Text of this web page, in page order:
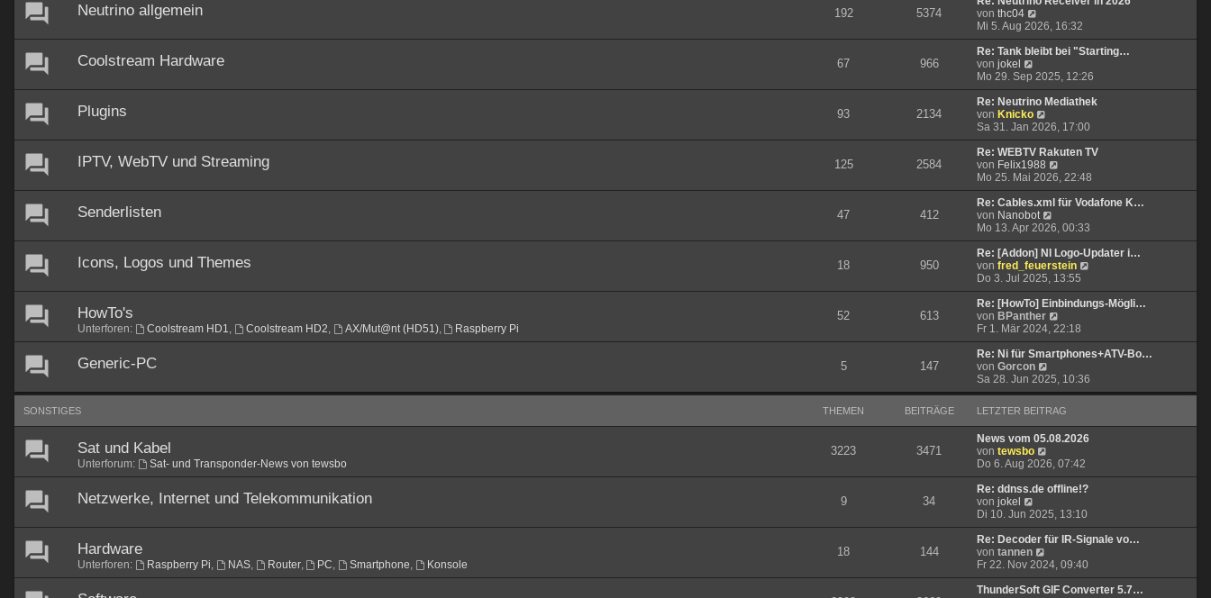
g i
r
a
g
e
B
e
i
r
a
g
Neutrino allgemein 192 5374
von thc04
e
u
e
t
e
r
B
e
i
t
r
a
g
Mi 5. Aug 2026, 16:32
Coolstream Hardware 67 966
Re: Tank bleibt bei "Starting…
von jokel
e
u
e
s
t
e
r
B
e
i
t
r
a
g
Mo 29. Sep 2025, 12:26
Plugins 93 2134
Re: Neutrino Mediathek
von Knicko
e
u
e
s
t
e
r
B
e
i
t
r
a
g
Sa 31. Jan 2026, 17:00
IPTV, WebTV und Streaming 125 2584
Re: WEBTV Rakuten TV
von Felix1988
e
u
e
e
r
B
e
i
t
a
g
Mo 25. Mai 2026, 22:48
Senderlisten 47 412
Re: Cables.xml für Vodafone K…
von Nanobot
e
u
e
s
t
e
r
B
e
i
t
a
g
Mo 13. Apr 2026, 00:33
Icons, Logos und Themes 18 950
Re: [Addon] NI Logo-Updater i…
von fred_feuerstein
u
e
e
r
i
a
Do 3. Jul 2025, 13:55
HowTo's
Unterforen: Coolstream HD1, Coolstream HD2, AX/Mut@nt (HD51), Raspberry Pi
52 613
Re: [HowTo] Einbindungs-Mögli…
von BPanther
e
u
e
e
B
e
i
r
a
g
Fr 1. Mär 2024, 22:18
Generic-PC 5 147
Re: Ni für Smartphones+ATV-Bo…
von Gorcon
e
u
s
t
e
B
e
i
r
a
g
Sa 28. Jun 2025, 10:36
SONSTIGES THEMEN BEITRÄGE LETZTER BEITRAG
Sat und Kabel
Unterforum: Sat- und Transponder-News von tewsbo
3223 3471
News vom 05.08.2026
von tewsbo
e
u
e
t
e
r
e
i
t
Do 6. Aug 2026, 07:42
Netzwerke, Internet und Telekommunikation 9 34
Re: ddnss.de offline!?
von jokel
e
u
e
s
t
e
r
Di 10. Jun 2025, 13:10
Hardware
Unterforen: Raspberry Pi, NAS, Router, PC, Smartphone, Konsole
18 144
Re: Decoder für IR-Signale vo…
von tannen
e
u
e
Fr 22. Nov 2024, 09:40
ThunderSoft GIF Converter 5.7…